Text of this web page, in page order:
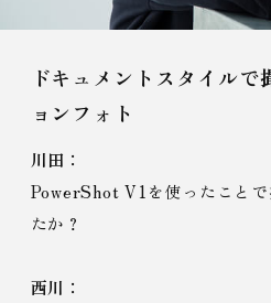
ドキュメントスタイルで
ョンフォト
川田：
PowerShot V1を使ったこと
たか？
西川：